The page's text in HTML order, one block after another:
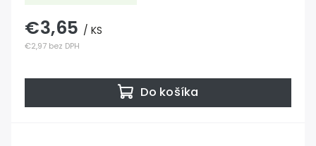
€2,97 bez DPH
€3,65 / KS
Do košíka